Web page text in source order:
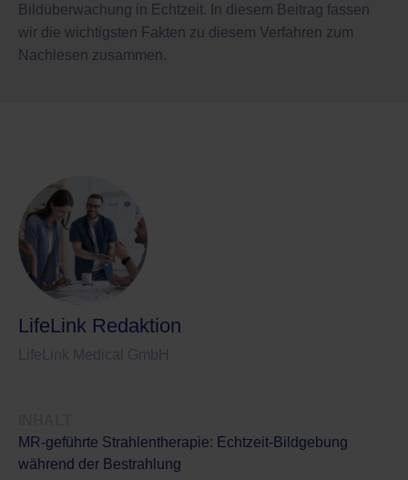
Bildüberwachung in Echtzeit. In diesem Beitrag fassen
wir die wichtigsten Fakten zu diesem Verfahren zum
Nachlesen zusammen.
LifeLink Redaktion
MR-geführte Strahlentherapie: Echtzeit-Bildgebung
während der Bestrahlung